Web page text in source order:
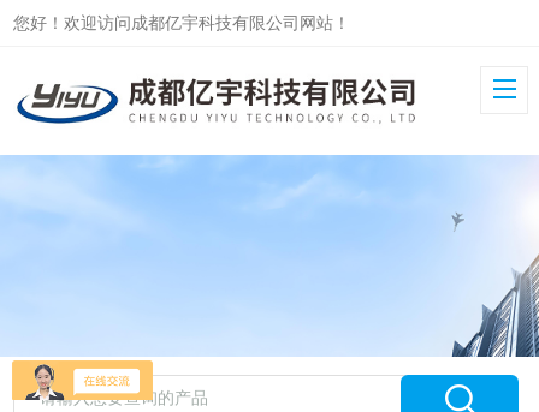
您好！欢迎访问成都亿宇科技有限公司网站！